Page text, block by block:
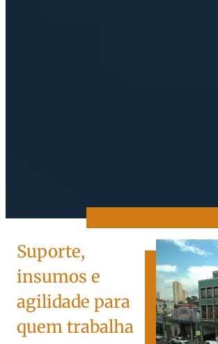
Suporte,
insumos e
agilidade para
quem trabalha